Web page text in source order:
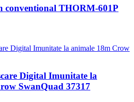
conventional THORM-601P
Digital Imunitate la
SwanQuad 37317